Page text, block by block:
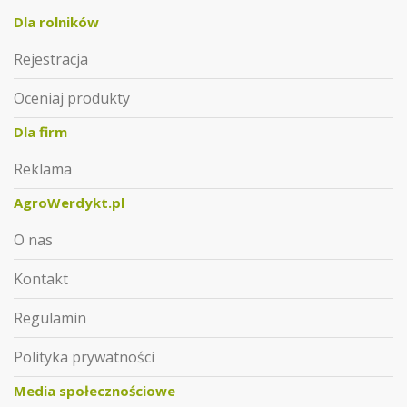
Dla rolników
Rejestracja
Oceniaj produkty
Dla firm
Reklama
AgroWerdykt.pl
O nas
Kontakt
Regulamin
Polityka prywatności
Media społecznościowe